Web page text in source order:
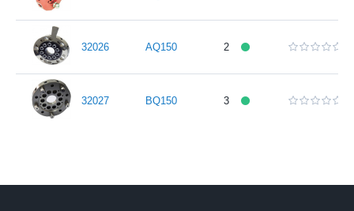
32026 AQ150 2
32027 BQ150 3